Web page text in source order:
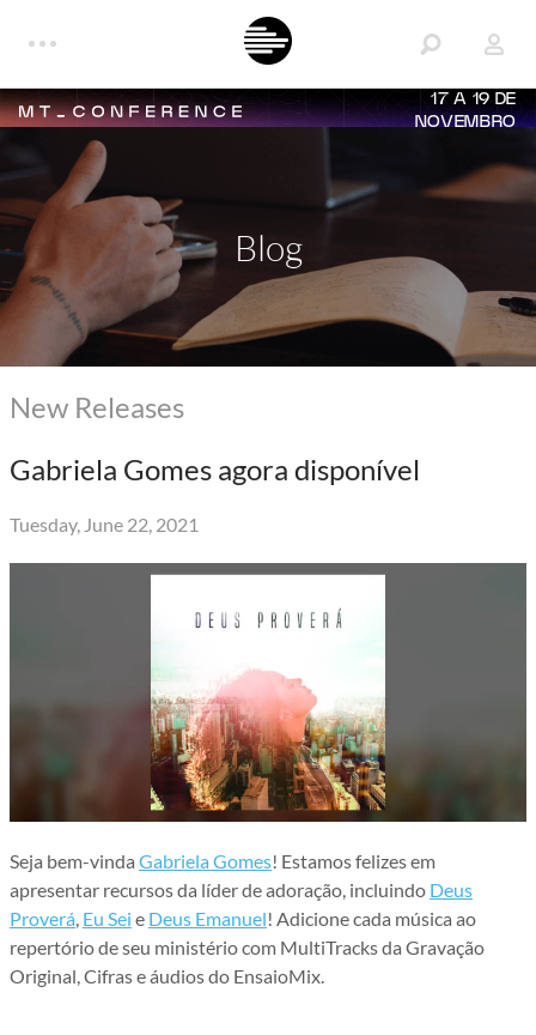
17 A 19 DE
NOVEMBRO
Blog
New Releases
Gabriela Gomes agora disponível
Tuesday, June 22, 2021
Seja bem-vinda Gabriela Gomes! Estamos felizes em
apresentar recursos da líder de adoração, incluindo Deus
Proverá, Eu Sei e Deus Emanuel! Adicione cada música ao
repertório de seu ministério com MultiTracks da Gravação
Original, Cifras e áudios do EnsaioMix.